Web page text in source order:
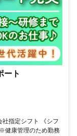
ート
指定シフト 《シフ
健康管理のため勤務